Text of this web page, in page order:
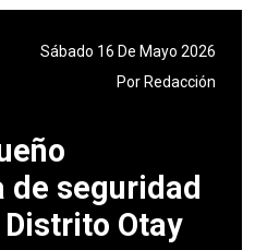
Sábado 16 De Mayo 2026
Por Redacción
seguridad
Otay